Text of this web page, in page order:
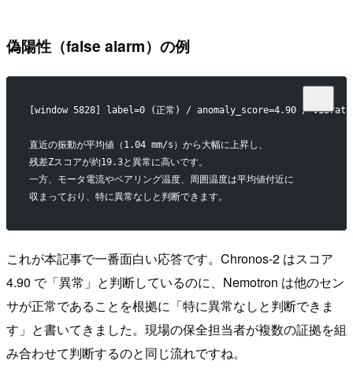
偽陽性（false alarm）の例
[window 5828] label=0 (正常) / anomaly_score=4.90 /
直近の振動が平均値（1.04 mm/s）から大幅に上昇し、
残差Zスコアが約19.3と異常に高いです。
一方、モータ電流やベアリング温度、周囲温度は平均値付近に
収まっており、特に異常なしと判断できます。
これが本記事で一番面白い応答です。Chronos-2 はスコア
4.90 で「異常」と判断しているのに、Nemotron は他のセン
サが正常であることを根拠に「特に異常なしと判断できま
す」と書いてきました。現場の保全担当者が複数の証拠を組
み合わせて判断するのと同じ流れですね。